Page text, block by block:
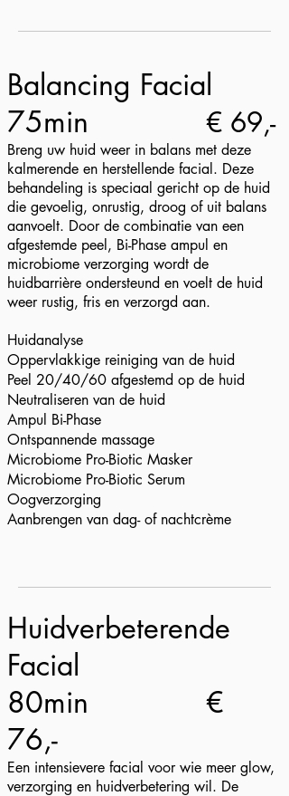
Balancing Facial
75min € 69,-
Breng uw huid weer in balans met deze
kalmerende en herstellende facial. Deze
behandeling is speciaal gericht op de huid
die gevoelig, onrustig, droog of uit balans
aanvoelt. Door de combinatie van een
afgestemde peel, Bi-Phase ampul en
microbiome verzorging wordt de
huidbarrière ondersteund en voelt de huid
weer rustig, fris en verzorgd aan.
Huidanalyse
Oppervlakkige reiniging van de huid
Peel 20/40/60 afgestemd op de huid
Neutraliseren van de huid
Ampul Bi-Phase
Ontspannende massage
Microbiome Pro-Biotic Masker
Microbiome Pro-Biotic Serum
Oogverzorging
Aanbrengen van dag- of nachtcrème
Huidverbeterende
Facial
80min
€
76,-
Een intensievere facial voor wie meer glow,
verzorging en huidverbetering wil. De